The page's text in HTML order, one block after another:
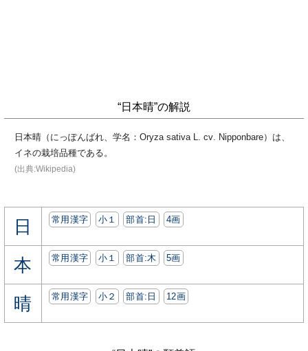
“日本晴”の解説
日本晴（にっぽんばれ、学名：Oryza sativa L. cv. Nipponbare）は、
イネの栽培品種である。
(出典:Wikipedia)
日 常用漢字 小１ 部首:⽇ 4画
本 常用漢字 小１ 部首:⽊ 5画
晴 常用漢字 小２ 部首:⽇ 12画